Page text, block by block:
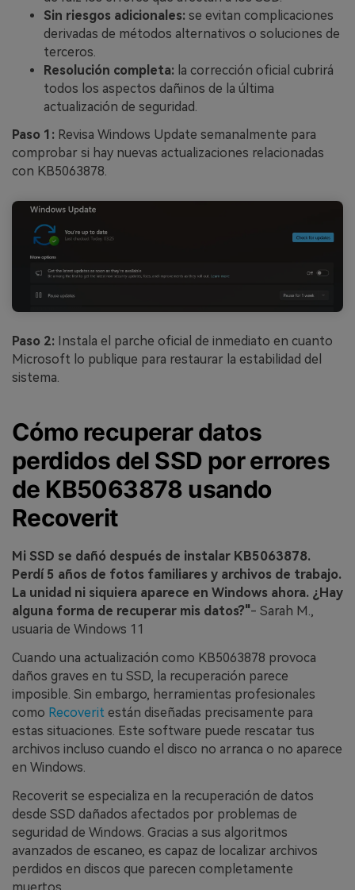
Sin riesgos adicionales: se evitan complicaciones
derivadas de métodos alternativos o soluciones de
terceros.
Resolución completa: la corrección oficial cubrirá
todos los aspectos dañinos de la última
actualización de seguridad.
Paso 1: Revisa Windows Update semanalmente para
comprobar si hay nuevas actualizaciones relacionadas
con KB5063878.
Paso 2: Instala el parche oficial de inmediato en cuanto
Microsoft lo publique para restaurar la estabilidad del
sistema.
Cómo recuperar datos
perdidos del SSD por errores
de KB5063878 usando
Recoverit
Mi SSD se dañó después de instalar KB5063878.
Perdí 5 años de fotos familiares y archivos de trabajo.
La unidad ni siquiera aparece en Windows ahora. ¿Hay
alguna forma de recuperar mis datos?"- Sarah M.,
usuaria de Windows 11
Cuando una actualización como KB5063878 provoca
daños graves en tu SSD, la recuperación parece
imposible. Sin embargo, herramientas profesionales
como Recoverit están diseñadas precisamente para
estas situaciones. Este software puede rescatar tus
archivos incluso cuando el disco no arranca o no aparece
en Windows.
Recoverit se especializa en la recuperación de datos
desde SSD dañados afectados por problemas de
seguridad de Windows. Gracias a sus algoritmos
avanzados de escaneo, es capaz de localizar archivos
perdidos en discos que parecen completamente
muertos.